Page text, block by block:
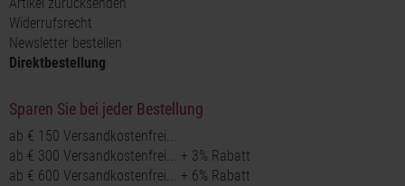
Widerrufsrecht
Newsletter bestellen
Direktbestellung
Sparen Sie bei jeder Bestellung
ab € 150 Versandkostenfrei...
ab € 300 Versandkostenfrei... + 3% Rabatt
ab € 600 Versandkostenfrei... + 6% Rabatt